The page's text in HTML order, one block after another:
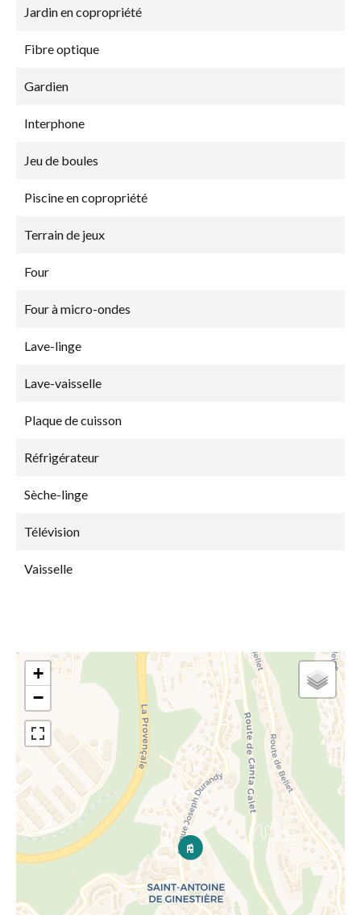
Jardin en copropriété
Fibre optique
Gardien
Interphone
Jeu de boules
Piscine en copropriété
Terrain de jeux
Four
Four à micro-ondes
Lave-linge
Lave-vaisselle
Plaque de cuisson
Réfrigérateur
Sèche-linge
Télévision
Vaisselle
+
−